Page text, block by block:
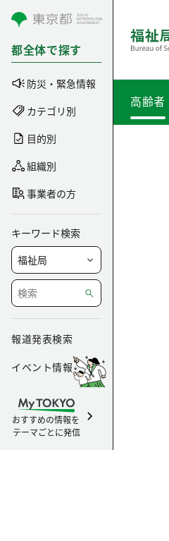
コンテンツにスキップ
都全体で探す
防災・緊急情報
カテゴリ別
目的別
組織別
事業者の方
キーワード検索
報道発表検索
イベント情報
おすすめの情報を
テーマごとに発信
高齢者